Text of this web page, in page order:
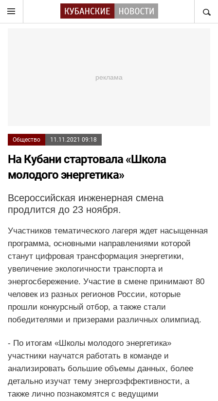
Общество 11.11.2021 09:18
На Кубани стартовала «Школа
молодого энергетика»
Всероссийская инженерная смена
продлится до 23 ноября.
Участников тематического лагеря ждет насыщенная
программа, основными направлениями которой
станут цифровая трансформация энергетики,
увеличение экологичности транспорта и
энергосбережение. Участие в смене принимают 80
человек из разных регионов России, которые
прошли конкурсный отбор, а также стали
победителями и призерами различных олимпиад.
- По итогам «Школы молодого энергетика»
участники научатся работать в команде и
анализировать большие объемы данных, более
детально изучат тему энергоэффективности, а
также лично познакомятся с ведущими